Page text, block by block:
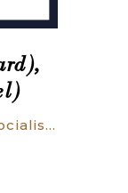
Mouvements ouvrier et socialiste. Chronologie et bibliographie. Angleterre, France, Allemagne, Etats-Unis. (1750-1918)